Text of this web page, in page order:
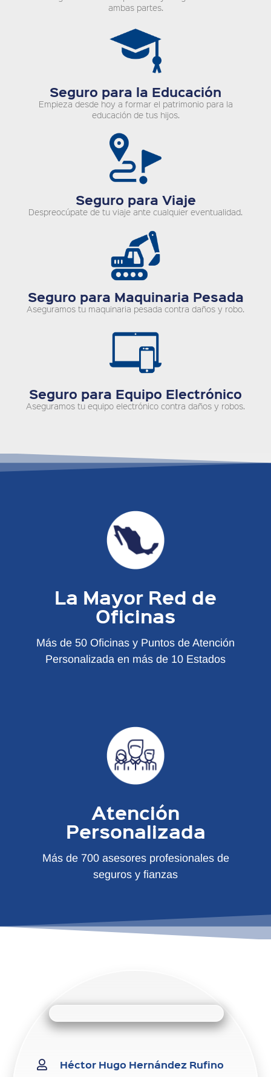
ambas partes.
Seguro para la Educación
Empieza desde hoy a formar el patrimonio para la
educación de tus hijos.
Seguro para Viaje
Despreocúpate de tu viaje ante cualquier eventualidad.
Seguro para Maquinaria Pesada
Aseguramos tu maquinaria pesada contra daños y robo.
Seguro para Equipo Electrónico
Aseguramos tu equipo electrónico contra daños y robos.
La Mayor Red de
Oficinas
Más de 50 Oficinas y Puntos de Atención
Personalizada en más de 10 Estados
Atención
Personalizada
Más de 700 asesores profesionales de
seguros y fianzas
Héctor Hugo Hernández Rufino